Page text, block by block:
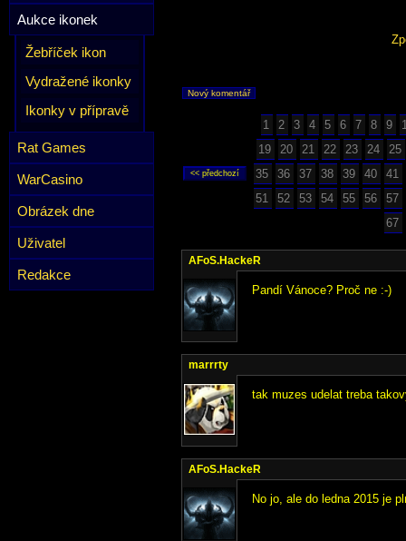
Aukce ikonek
Žebříček ikon
Vydražené ikonky
Ikonky v přípravě
Rat Games
WarCasino
Obrázek dne
Uživatel
Redakce
Nový komentář
1 2 3 4 5 6 7 8 9
19
20 21 22 23 24
25
35
36 37 38 39 40
41
51
52 53 54 55 56
57
67
AFoS.HackeR
Pandí Vánoce? Proč ne :-)
marrrty
tak muzes udelat treba
AFoS.HackeR
No jo, ale do ledna 2015 je